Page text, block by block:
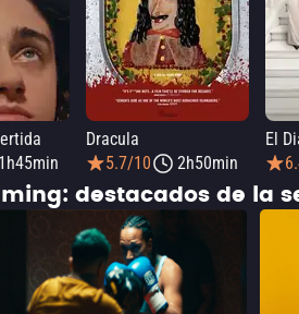
1h45min
Dracula
5.7/10
2h50min
destacados de la